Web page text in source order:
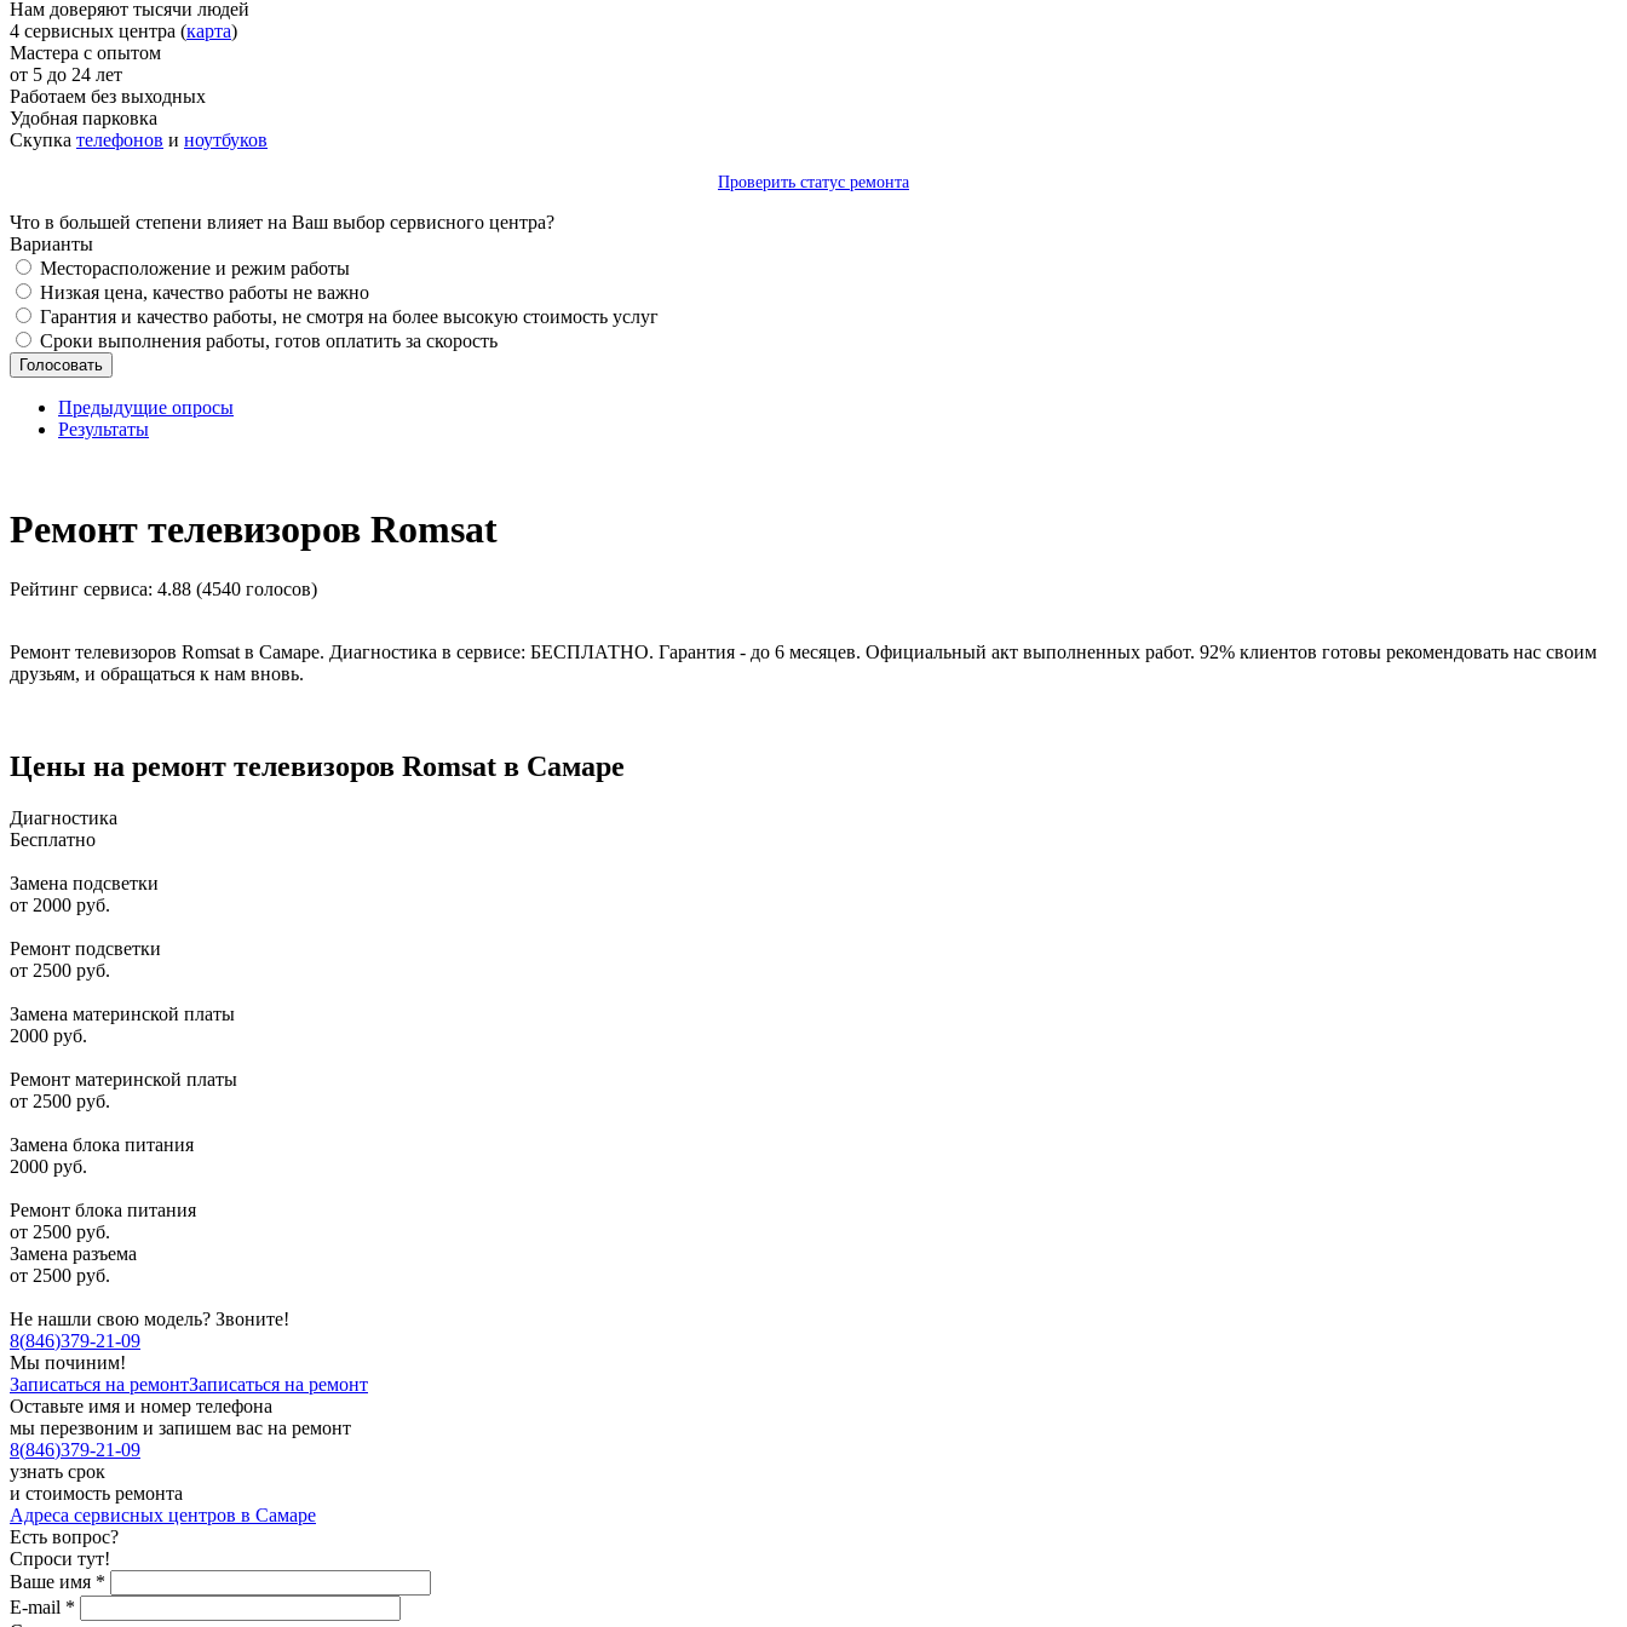
Нам доверяют тысячи людей
4 сервисных центра (карта)
Мастера с опытом
от 5 до 24 лет
Работаем без выходных
Удобная парковка
Скупка телефонов и ноутбуков
Проверить статус ремонта
Что в большей степени влияет на Ваш выбор сервисного центра?
Варианты
Месторасположение и режим работы
Низкая цена, качество работы не важно
Гарантия и качество работы, не смотря на более высокую стоимость услуг
Сроки выполнения работы, готов оплатить за скорость
Предыдущие опросы
Результаты
Ремонт телевизоров Romsat
Рейтинг сервиса: 4.88 (4540 голосов)
Ремонт телевизоров Romsat в Самаре. Диагностика в сервисе: БЕСПЛАТНО. Гарантия - до 6 месяцев. Официальный акт выполненных работ. 92% клиентов готовы рекомендовать нас своим
друзьям, и обращаться к нам вновь.
Цены на ремонт телевизоров Romsat в Самаре
Диагностика
Бесплатно
Замена подсветки
от 2000 руб.
Ремонт подсветки
от 2500 руб.
Замена материнской платы
2000 руб.
Ремонт материнской платы
от 2500 руб.
Замена блока питания
2000 руб.
Ремонт блока питания
от 2500 руб.
Замена разъема
от 2500 руб.
Не нашли свою модель? Звоните!
8(846)379-21-09
Мы починим!
Записаться на ремонтЗаписаться на ремонт
Оставьте имя и номер телефона
мы перезвоним и запишем вас на ремонт
8(846)379-21-09
узнать срок
и стоимость ремонта
Адреса сервисных центров в Самаре
Есть вопрос?
Спроси тут!
Ваше имя *
E-mail *